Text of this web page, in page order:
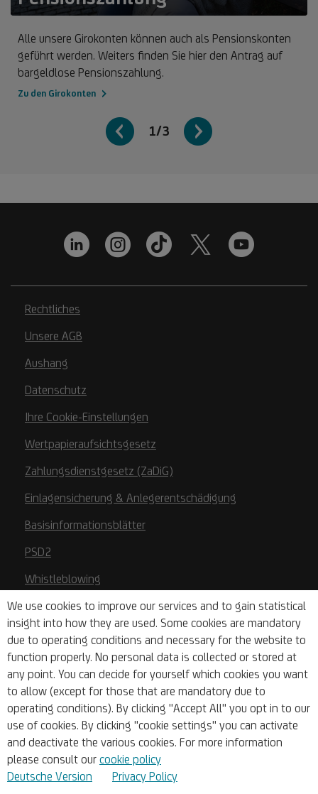
We use cookies to improve our services and to gain statistical
insight into how they are used. Some cookies are mandatory
due to operating conditions and necessary for the website to
function properly. No personal data is collected or stored at
any point. You can decide for yourself which cookies you want
to allow (except for those that are mandatory due to
operating conditions). By clicking "Accept All" you opt in to our
use of cookies. By clicking "cookie settings" you can activate
and deactivate the various cookies. For more information
please consult our cookie policy
Deutsche Version
Privacy Policy
Alle unsere Girokonten können auch als Pensionskonten
geführt werden. Weiters finden Sie hier den Antrag auf
bargeldlose Pensionszahlung.
Zu den Girokonten
1/3
Rechtliches
Unsere AGB
Aushang
Datenschutz
Ihre Cookie-Einstellungen
Wertpapieraufsichtsgesetz
Zahlungsdienstgesetz (ZaDiG)
Einlagensicherung & Anlegerentschädigung
Basisinformationsblätter
PSD2
Whistleblowing
Videolegitimierung
Über Uns
Unternehmen
Börsen & Research
Blog